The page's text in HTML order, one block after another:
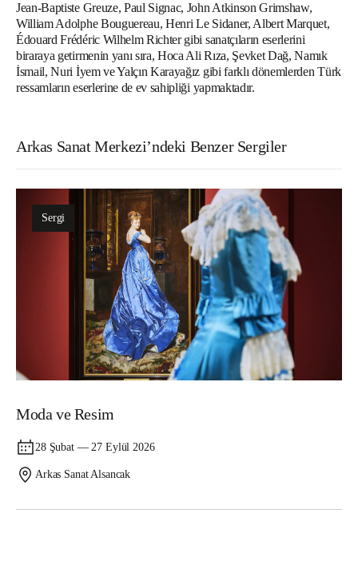
Jean-Baptiste Greuze, Paul Signac, John Atkinson Grimshaw,
William Adolphe Bouguereau, Henri Le Sidaner, Albert Marquet,
Édouard Frédéric Wilhelm Richter gibi sanatçıların eserlerini
biraraya getirmenin yanı sıra, Hoca Ali Rıza, Şevket Dağ, Namık
İsmail, Nuri İyem ve Yalçın Karayağız gibi farklı dönemlerden Türk
ressamların eserlerine de ev sahipliği yapmaktadır.
Arkas Sanat Merkezi’ndeki Benzer Sergiler
Sergi
Moda ve Resim
28 Şubat — 27 Eylül 2026
Arkas Sanat Alsancak